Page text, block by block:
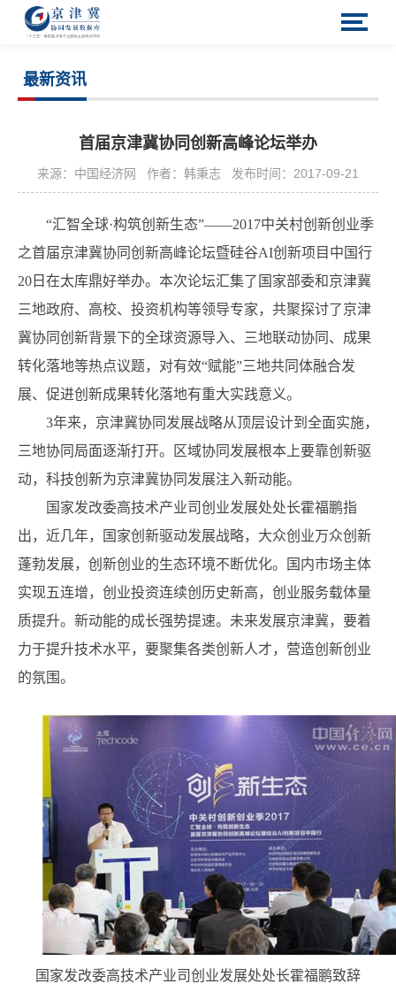
最新资讯
首届京津冀协同创新高峰论坛举办
来源：中国经济网 作者：韩秉志 发布时间：2017-09-21
“汇智全球·构筑创新生态”——2017中关村创新创业季
之首届京津冀协同创新高峰论坛暨硅谷AI创新项目中国行
20日在太库鼎好举办。本次论坛汇集了国家部委和京津冀
三地政府、高校、投资机构等领导专家，共聚探讨了京津
冀协同创新背景下的全球资源导入、三地联动协同、成果
转化落地等热点议题，对有效“赋能”三地共同体融合发
展、促进创新成果转化落地有重大实践意义。
3年来，京津冀协同发展战略从顶层设计到全面实施，
三地协同局面逐渐打开。区域协同发展根本上要靠创新驱
动，科技创新为京津冀协同发展注入新动能。
国家发改委高技术产业司创业发展处处长霍福鹏指
出，近几年，国家创新驱动发展战略，大众创业万众创新
蓬勃发展，创新创业的生态环境不断优化。国内市场主体
实现五连增，创业投资连续创历史新高，创业服务载体量
质提升。新动能的成长强势提速。未来发展京津冀，要着
力于提升技术水平，要聚集各类创新人才，营造创新创业
的氛围。
国家发改委高技术产业司创业发展处处长霍福鹏致辞